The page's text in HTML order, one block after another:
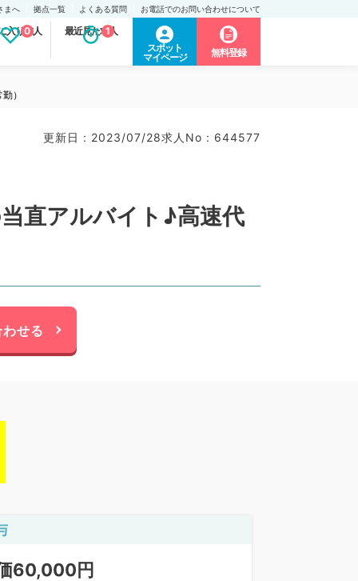
まへ 拠点一覧 よくある質問 お電話でのお問い合わせについて
入り求人
0 最近見た求人
1
スポット
マイページ
無料登録
）
更新日 : 2023/07/28求人No : 644577
直アルバイト♪高速代
せる
60,000円